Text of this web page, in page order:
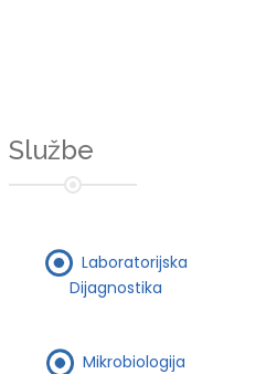
Službe
Laboratorijska
Dijagnostika
Mikrobiologija